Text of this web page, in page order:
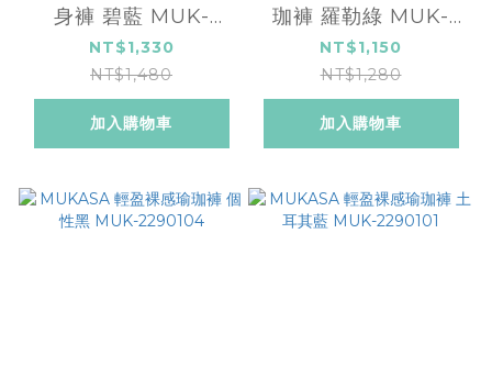
身褲 碧藍 MUK-
2296104
NT$1,330
NT$1,480
加入購物車
珈褲 羅勒綠 MUK-
2290105
NT$1,150
NT$1,280
加入購物車